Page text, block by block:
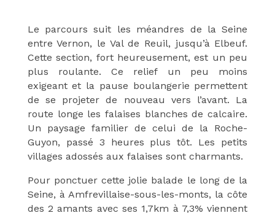
Le parcours suit les méandres de la Seine
entre Vernon, le Val de Reuil, jusqu’à Elbeuf.
Cette section, fort heureusement, est un peu
plus roulante. Ce relief un peu moins
exigeant et la pause boulangerie permettent
de se projeter de nouveau vers l’avant. La
route longe les falaises blanches de calcaire.
Un paysage familier de celui de la Roche-
Guyon, passé 3 heures plus tôt. Les petits
villages adossés aux falaises sont charmants.
Pour ponctuer cette jolie balade le long de la
Seine, à Amfrevillaise-sous-les-monts, la côte
des 2 amants avec ses 1,7km à 7,3% viennent